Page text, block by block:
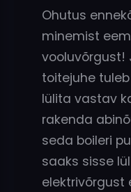
Ohutus
minemist
vooluvõrgust!
toitejuhe
lülita vastav
rakenda
seda boileri
saaks sisse